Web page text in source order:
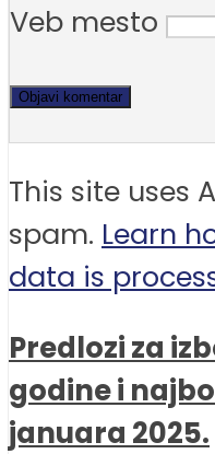
Veb mesto
This site uses
spam. Learn
data is
Predlozi za
godine i
januara 2025.